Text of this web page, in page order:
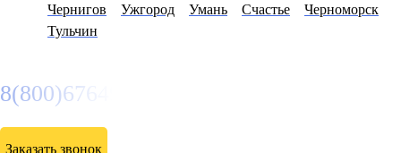
Чернигов
Ужгород Умань Счастье
Черноморск
Тульчин
8(800)6764935
Заказать звонок